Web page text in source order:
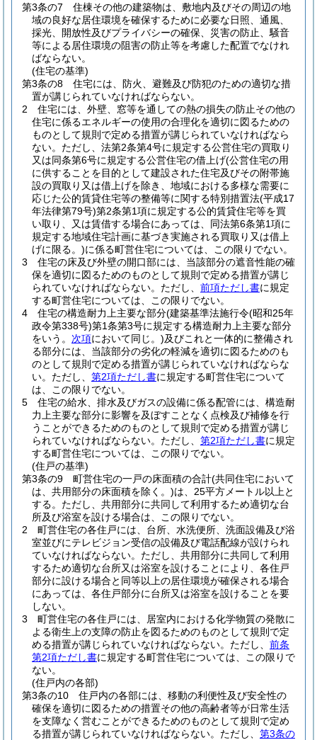
第3条の7
住棟その他の建築物は、敷地内及びその周辺の地
域の良好な居住環境を確保するために必要な日照、通風、
採光、開放性及びプライバシーの確保、災害の防止、騒音
等による居住環境の阻害の防止等を考慮した配置でなけれ
ばならない。
(住宅の基準)
第3条の8
住宅には、防火、避難及び防犯のための適切な措
置が講じられていなければならない。
2
住宅には、外壁、窓等を通しての熱の損失の防止その他の
住宅に係るエネルギーの使用の合理化を適切に図るための
ものとして規則で定める措置が講じられていなければなら
ない。 ただし、法第2条第4号に規定する公営住宅の買取り
又は同条第6号に規定する公営住宅の借上げ(公営住宅の用
に供することを目的として建設された住宅及びその附帯施
設の買取り又は借上げを除き、地域における多様な需要に
応じた公的賃貸住宅等の整備等に関する特別措置法(平成17
年法律第79号)第2条第1項に規定する公的賃貸住宅等を買
い取り、又は賃借する場合にあっては、同法第6条第1項に
規定する地域住宅計画に基づき実施される買取り又は借上
げに限る。)に係る町営住宅については、この限りでない。
3
住宅の床及び外壁の開口部には、当該部分の遮音性能の確
保を適切に図るためのものとして規則で定める措置が講じ
られていなければならない。 ただし、 前項ただし書に規定
する町営住宅については、この限りでない。
4
住宅の構造耐力上主要な部分(建築基準法施行令(昭和25年
政令第338号)第1条第3号に規定する構造耐力上主要な部分
をいう。 次項において同じ。)及びこれと一体的に整備され
る部分には、当該部分の劣化の軽減を適切に図るためのも
のとして規則で定める措置が講じられていなければならな
い。 ただし、 第2項ただし書に規定する町営住宅について
は、この限りでない。
5
住宅の給水、排水及びガスの設備に係る配管には、構造耐
力上主要な部分に影響を及ぼすことなく点検及び補修を行
うことができるためのものとして規則で定める措置が講じ
られていなければならない。 ただし、 第2項ただし書に規定
する町営住宅については、この限りでない。
(住戸の基準)
第3条の9
町営住宅の一戸の床面積の合計(共同住宅において
は、共用部分の床面積を除く。)は、25平方メートル以上と
する。 ただし、共用部分に共同して利用するため適切な台
所及び浴室を設ける場合は、この限りでない。
2
町営住宅の各住戸には、台所、水洗便所、洗面設備及び浴
室並びにテレビジョン受信の設備及び電話配線が設けられ
ていなければならない。 ただし、共用部分に共同して利用
するため適切な台所又は浴室を設けることにより、各住戸
部分に設ける場合と同等以上の居住環境が確保される場合
にあっては、各住戸部分に台所又は浴室を設けることを要
しない。
3
町営住宅の各住戸には、居室内における化学物質の発散に
よる衛生上の支障の防止を図るためのものとして規則で定
める措置が講じられていなければならない。 ただし、 前条
第2項ただし書に規定する町営住宅については、この限りで
ない。
(住戸内の各部)
第3条の10
住戸内の各部には、移動の利便性及び安全性の
確保を適切に図るための措置その他の高齢者等が日常生活
を支障なく営むことができるためのものとして規則で定め
る措置が講じられていなければならない。 ただし、 第3条の